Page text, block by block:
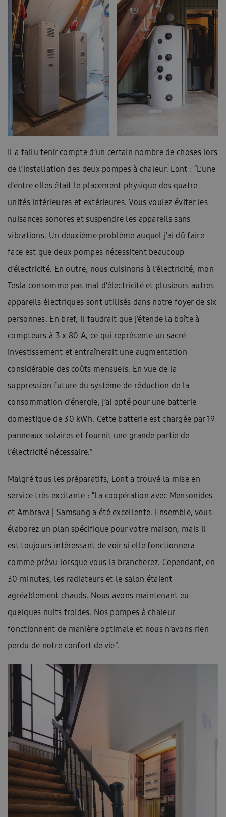
Il a fallu tenir compte d’un certain nombre de choses lors
de l’installation des deux pompes à chaleur. Lont : “L’une
d’entre elles était le placement physique des quatre
unités intérieures et extérieures. Vous voulez éviter les
nuisances sonores et suspendre les appareils sans
vibrations. Un deuxième problème auquel j’ai dû faire
face est que deux pompes nécessitent beaucoup
d’électricité. En outre, nous cuisinons à l’électricité, mon
Tesla consomme pas mal d’électricité et plusieurs autres
appareils électriques sont utilisés dans notre foyer de six
personnes. En bref, il faudrait que j’étende la boîte à
compteurs à 3 x 80 A, ce qui représente un sacré
investissement et entraînerait une augmentation
considérable des coûts mensuels. En vue de la
suppression future du système de réduction de la
consommation d’énergie, j’ai opté pour une batterie
domestique de 30 kWh. Cette batterie est chargée par 19
panneaux solaires et fournit une grande partie de
l’électricité nécessaire.”
Malgré tous les préparatifs, Lont a trouvé la mise en
service très excitante : “La coopération avec Mensonides
et Ambrava | Samsung a été excellente. Ensemble, vous
élaborez un plan spécifique pour votre maison, mais il
est toujours intéressant de voir si elle fonctionnera
comme prévu lorsque vous la brancherez. Cependant, en
30 minutes, les radiateurs et le salon étaient
agréablement chauds. Nous avons maintenant eu
quelques nuits froides. Nos pompes à chaleur
fonctionnent de manière optimale et nous n’avons rien
perdu de notre confort de vie”.